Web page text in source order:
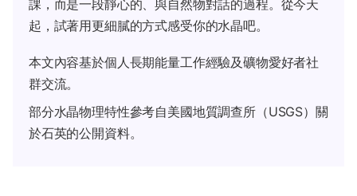
課，而是一段靜心的、與自然物對話的過程。從今天
起，試著用更細膩的方式感受你的水晶吧。
本文內容基於個人長期能量工作經驗及礦物愛好者社
群交流。
部分水晶物理特性參考自美國地質調查所（USGS）關
於石英的公開資料。